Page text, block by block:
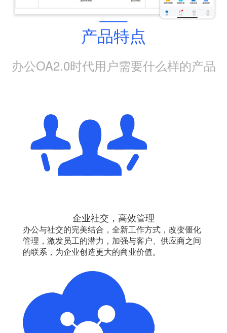
___
产品特点
办公OA2.0时代用户需要什么样的产品
企业社交，高效管理
办公与社交的完美结合，全新工作方式，改变僵化
管理，激发员工的潜力，加强与客户、供应商之间
的联系，为企业创造更大的商业价值。